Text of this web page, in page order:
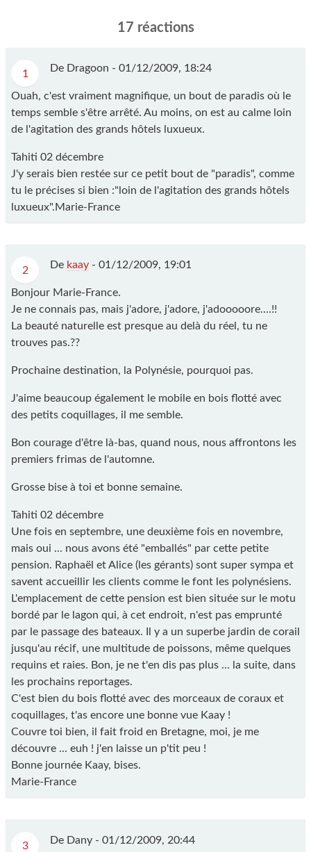
17 réactions
1 De Dragoon - 01/12/2009, 18:24
Ouah, c'est vraiment magnifique, un bout de paradis où le
temps semble s'être arrêté. Au moins, on est au calme loin
de l'agitation des grands hôtels luxueux.
Tahiti 02 décembre
J'y serais bien restée sur ce petit bout de "paradis", comme
tu le précises si bien :"loin de l'agitation des grands hôtels
luxueux".Marie-France
2 De kaay - 01/12/2009, 19:01
Bonjour Marie-France.
Je ne connais pas, mais j'adore, j'adore, j'adooooore....!!
La beauté naturelle est presque au delà du réel, tu ne
trouves pas.??
Prochaine destination, la Polynésie, pourquoi pas.
J'aime beaucoup également le mobile en bois flotté avec
des petits coquillages, il me semble.
Bon courage d'être là-bas, quand nous, nous affrontons les
premiers frimas de l'automne.
Grosse bise à toi et bonne semaine.
Tahiti 02 décembre
Une fois en septembre, une deuxième fois en novembre,
mais oui ... nous avons été "emballés" par cette petite
pension. Raphaël et Alice (les gérants) sont super sympa et
savent accueillir les clients comme le font les polynésiens.
L'emplacement de cette pension est bien située sur le motu
bordé par le lagon qui, à cet endroit, n'est pas emprunté
par le passage des bateaux. Il y a un superbe jardin de corail
jusqu'au récif, une multitude de poissons, même quelques
requins et raies. Bon, je ne t'en dis pas plus ... la suite, dans
les prochains reportages.
C'est bien du bois flotté avec des morceaux de coraux et
coquillages, t'as encore une bonne vue Kaay !
Couvre toi bien, il fait froid en Bretagne, moi, je me
découvre ... euh ! j'en laisse un p'tit peu !
Bonne journée Kaay, bises.
Marie-France
3 De Dany - 01/12/2009, 20:44